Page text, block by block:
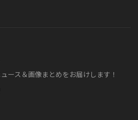
ース＆画像まとめをお届けします！